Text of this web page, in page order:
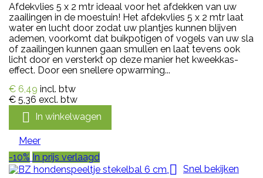
Afdekvlies 5 x 2 mtr ideaal voor het afdekken van uw
zaailingen in de moestuin! Het afdekvlies 5 x 2 mtr laat
water en lucht door zodat uw plantjes kunnen blijven
ademen, voorkomt dat buikpotigen of vogels van uw sla
of zaailingen kunnen gaan smullen en laat tevens ook
licht door en versterkt op deze manier het kweekkas-
effect. Door een snellere opwarming...
€ 6,49 incl. btw
€ 5,36 excl. btw
 In winkelwagen
Meer
-10% In prijs verlaagd
 Snel bekijken